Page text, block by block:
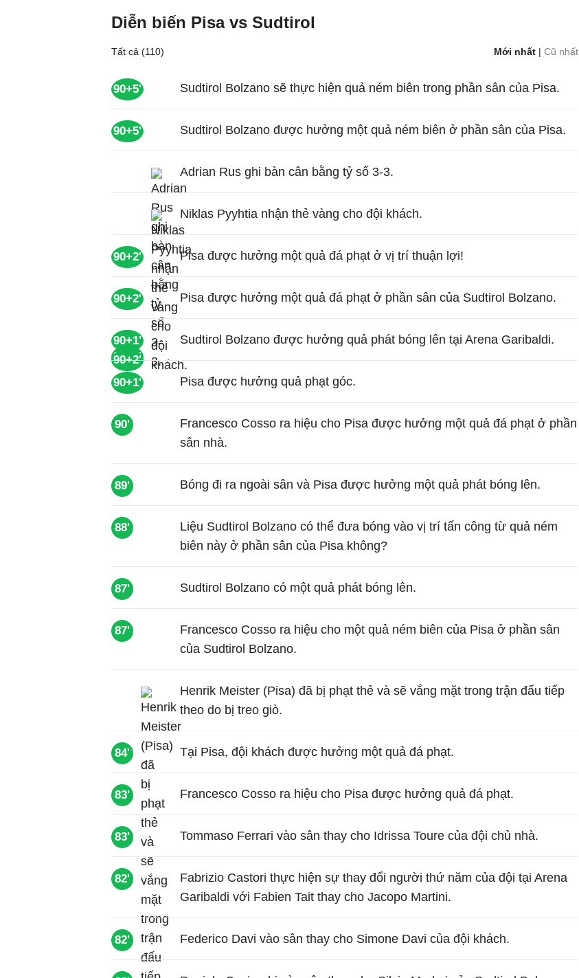
Diễn biến Pisa vs Sudtirol
Tất cả (110) Mới nhất |Cũ nhất
90+5' Sudtirol Bolzano sẽ thực hiện quả ném biên trong phần sân của Pisa.
90+5' Sudtirol Bolzano được hưởng một quả ném biên ở phần sân của Pisa.
90+3'
Adrian Rus ghi bàn cân bằng tỷ số 3-3.
90+2'
Niklas Pyyhtia nhận thẻ vàng cho đội khách.
90+2' Pisa được hưởng một quả đá phạt ở vị trí thuận lợi!
90+2' Pisa được hưởng một quả đá phạt ở phần sân của Sudtirol Bolzano.
90+1' Sudtirol Bolzano được hưởng quả phát bóng lên tại Arena Garibaldi.
90+1' Pisa được hưởng quả phạt góc.
90'
Francesco Cosso ra hiệu cho Pisa được hưởng một quả đá phạt ở phần
sân nhà.
89' Bóng đi ra ngoài sân và Pisa được hưởng một quả phát bóng lên.
88'
Liệu Sudtirol Bolzano có thể đưa bóng vào vị trí tấn công từ quả ném
biên này ở phần sân của Pisa không?
87' Sudtirol Bolzano có một quả phát bóng lên.
87'
Francesco Cosso ra hiệu cho một quả ném biên của Pisa ở phần sân
của Sudtirol Bolzano.
Henrik Meister (Pisa) đã bị phạt thẻ và sẽ vắng mặt trong trận đấu tiếp
theo do bị treo giò.
84' Tại Pisa, đội khách được hưởng một quả đá phạt.
83' Francesco Cosso ra hiệu cho Pisa được hưởng quả đá phạt.
83' Tommaso Ferrari vào sân thay cho Idrissa Toure của đội chủ nhà.
82'
Fabrizio Castori thực hiện sự thay đổi người thứ năm của đội tại Arena
Garibaldi với Fabien Tait thay cho Jacopo Martini.
82' Federico Davi vào sân thay cho Simone Davi của đội khách.